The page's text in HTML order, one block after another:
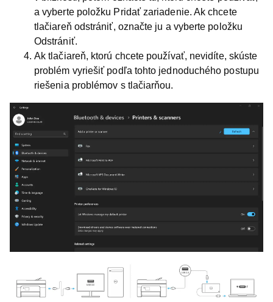
a vyberte položku Pridať zariadenie. Ak chcete
tlačiareň odstrániť, označte ju a vyberte položku
Odstrániť.
Ak tlačiareň, ktorú chcete používať, nevidíte, skúste
problém vyriešiť podľa tohto jednoduchého postupu
riešenia problémov s tlačiarňou.